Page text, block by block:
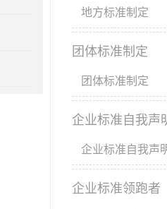
地方标准制定
团体标准制定
团体标准制定
企业标准自我声
企业标准自我声
企业标准领跑者